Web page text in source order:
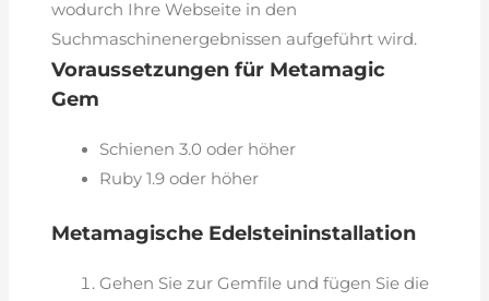
wodurch Ihre Webseite in den
Suchmaschinenergebnissen aufgeführt wird.
Voraussetzungen für Metamagic
Gem
Schienen 3.0 oder höher
Ruby 1.9 oder höher
Metamagische Edelsteininstallation
Gehen Sie zur Gemfile und fügen Sie die